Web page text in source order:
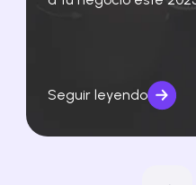
Seguir leyendo